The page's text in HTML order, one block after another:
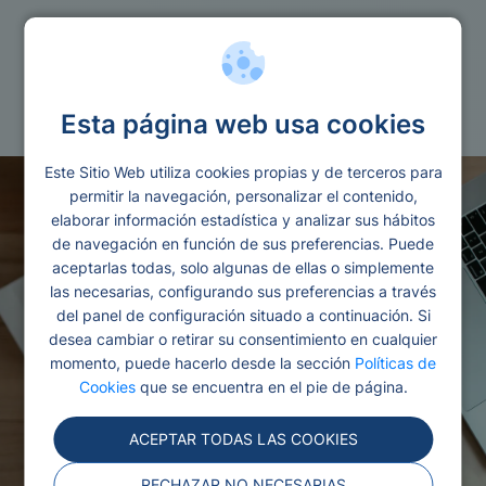
Esta página web usa cookies
Este Sitio Web utiliza cookies propias y de terceros para
permitir la navegación, personalizar el contenido,
elaborar información estadística y analizar sus hábitos
de navegación en función de sus preferencias. Puede
aceptarlas todas, solo algunas de ellas o simplemente
las necesarias, configurando sus preferencias a través
del panel de configuración situado a continuación. Si
desea cambiar o retirar su consentimiento en cualquier
momento, puede hacerlo desde la sección Políticas de
Cookiesque se encuentra en el pie de página.
ACEPTAR TODAS LAS COOKIES